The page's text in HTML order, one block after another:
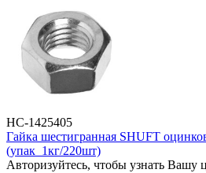
НС-1425405
Гайка шестигранная SHUFT
(упак_1кг/220шт)
Авторизуйтесь, чтобы узнать Вашу